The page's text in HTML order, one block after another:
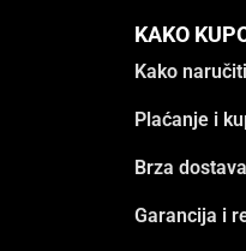
KAKO
Kako naručiti
Plaćanje i
Brza dostava
Garancija i